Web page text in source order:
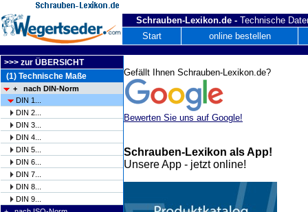
Schrauben-Lexikon.de - Technische
Start
online bestellen
>>> zur ÜBERSICHT
(1) Technische Maße
+ nach DIN-Norm
DIN 1...
DIN 2...
DIN 3...
DIN 4...
DIN 5...
DIN 6...
DIN 7...
DIN 8...
DIN 9...
Gefällt Ihnen Schrauben-Lexikon.de?
Bewerten Sie uns auf Google!
Schrauben-Lexikon als App!
Unsere App - jetzt online!